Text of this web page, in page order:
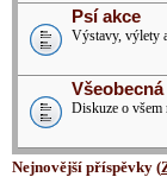
Psí akce
Výstavy, výlety
Diskuze o všem
Nejnovější příspěvky (